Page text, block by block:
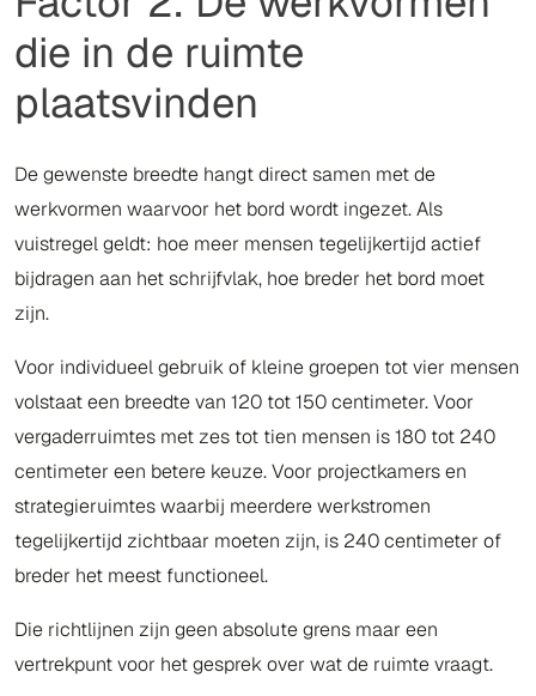
die in de ruimte
plaatsvinden
De gewenste breedte hangt direct samen met de
werkvormen waarvoor het bord wordt ingezet. Als
vuistregel geldt: hoe meer mensen tegelijkertijd actief
bijdragen aan het schrijfvlak, hoe breder het bord moet
zijn.
Voor individueel gebruik of kleine groepen tot vier mensen
volstaat een breedte van 120 tot 150 centimeter. Voor
vergaderruimtes met zes tot tien mensen is 180 tot 240
centimeter een betere keuze. Voor projectkamers en
strategieruimtes waarbij meerdere werkstromen
tegelijkertijd zichtbaar moeten zijn, is 240 centimeter of
breder het meest functioneel.
Die richtlijnen zijn geen absolute grens maar een
vertrekpunt voor het gesprek over wat de ruimte vraagt.